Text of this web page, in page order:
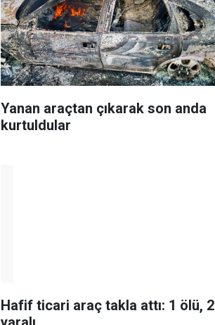
Yanan araçtan çıkarak son anda
kurtuldular
Hafif ticari araç takla attı: 1 ölü, 2